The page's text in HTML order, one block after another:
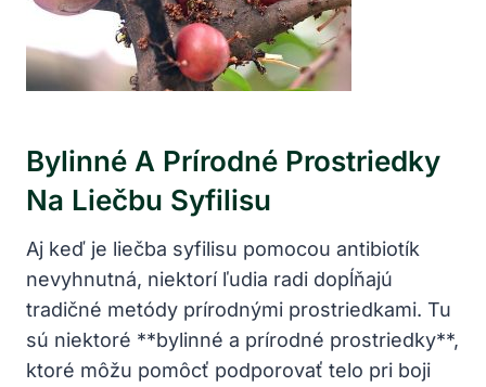
Bylinné A Prírodné Prostriedky
⁤na Liečbu Syfilisu
Aj keď je liečba​ syfilisu pomocou antibiotík
nevyhnutná, niektorí ľudia radi dopĺňajú
tradičné metódy prírodnými prostriedkami. Tu
sú niektoré **bylinné a⁤ prírodné prostriedky**,‌
ktoré‌ môžu pomôcť podporovať telo pri boji